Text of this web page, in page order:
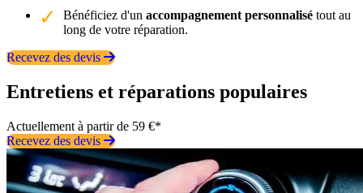
Bénéficiez d'un accompagnement personnalisé tout au
long de votre réparation.
Recevez des devis
Entretiens et réparations populaires
Actuellement à partir de 59 €*
Recevez des devis